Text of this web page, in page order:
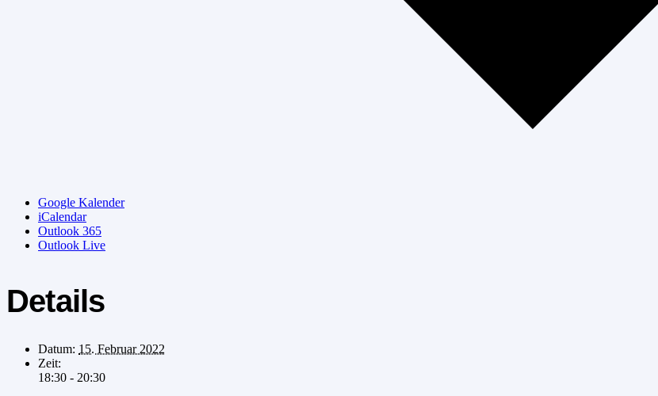
Google Kalender
iCalendar
Outlook 365
Outlook Live
Details
Datum: 15. Februar 2022
Zeit:
18:30 - 20:30